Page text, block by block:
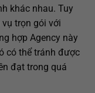
khác nhau. Tuy
trọn gói với
hợp Agency này
có thể tránh được
đạt trong quá